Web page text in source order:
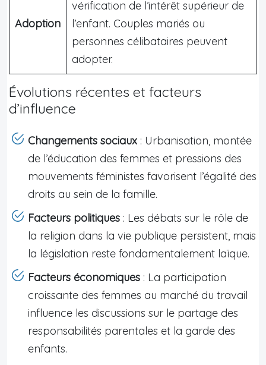
Adoption
vérification de l’intérêt supérieur de
l’enfant. Couples mariés ou
personnes célibataires peuvent
adopter.
Évolutions récentes et facteurs
d’influence
Changements sociaux : Urbanisation, montée
de l’éducation des femmes et pressions des
mouvements féministes favorisent l’égalité des
droits au sein de la famille.
Facteurs politiques : Les débats sur le rôle de
la religion dans la vie publique persistent, mais
la législation reste fondamentalement laïque.
Facteurs économiques : La participation
croissante des femmes au marché du travail
influence les discussions sur le partage des
responsabilités parentales et la garde des
enfants.